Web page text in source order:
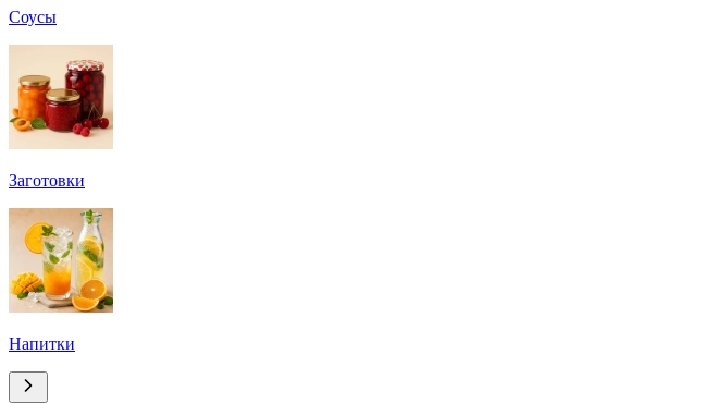
Соусы
Заготовки
Напитки